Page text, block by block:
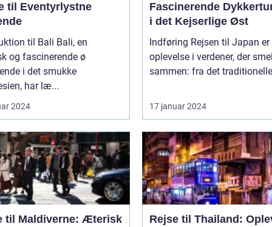
til Eventyrlystne
til Bali Bali, en
og fascinerende ø
i det smukke
har læ...
2024
Fascinerende
i det Kejserlige Øst
Indføring Rejsen til Japan er en
oplevelse i verdener, der
sammen: fra det
17 januar 2024
til Maldiverne: Æterisk
Rejse til Thailand: